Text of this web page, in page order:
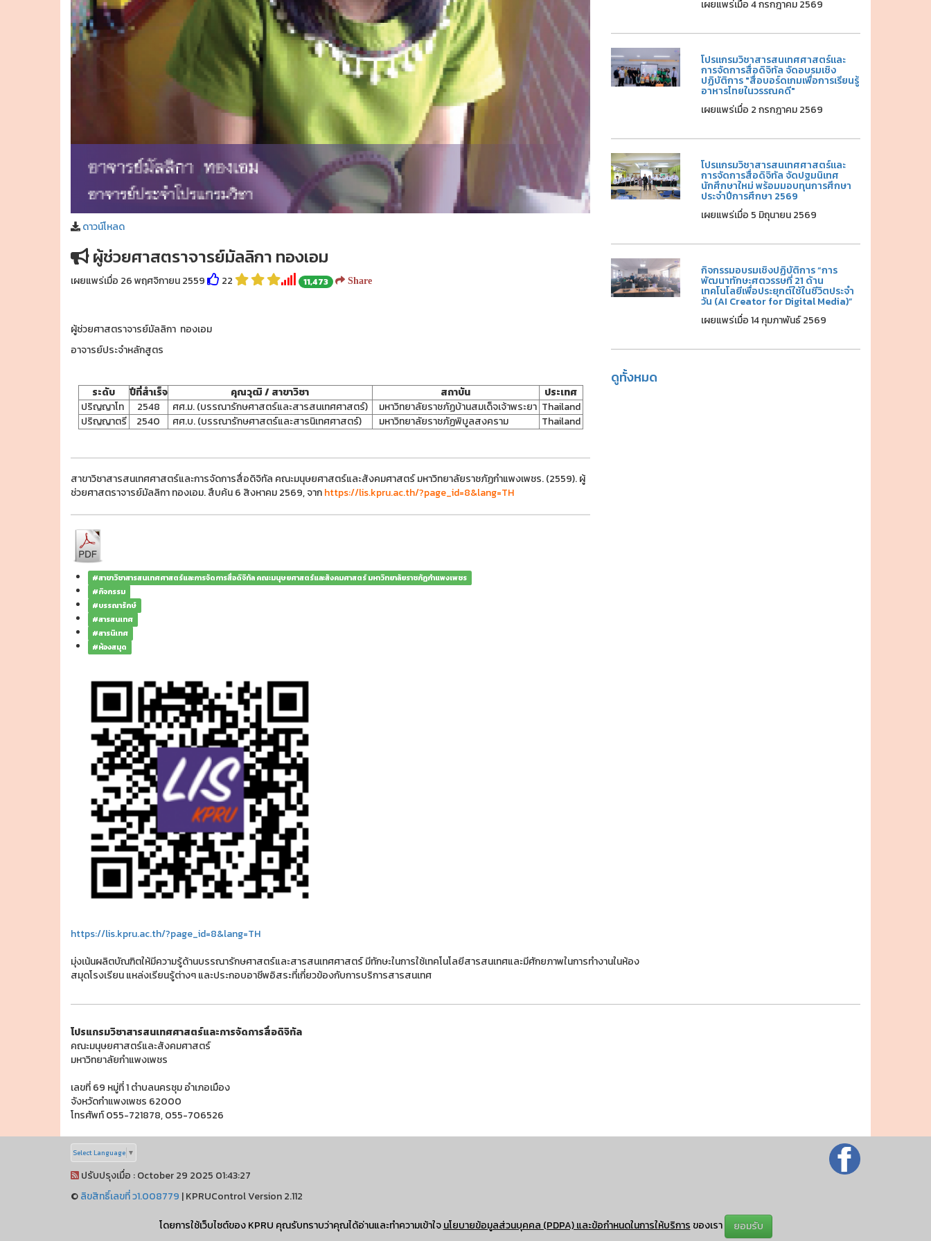
ดาวน์โหลด
ผู้ช่วยศาสตราจารย์มัลลิกา ทองเอม
เผยแพร่เมื่อ 26 พฤศจิกายน 2559 22 11,473 Share
ผู้ช่วยศาสตราจารย์มัลลิกา ทองเอม
อาจารย์ประจำหลักสูตร
ระดับ ปีที่สำเร็จ คุณวุฒิ / สาขาวิชา สถาบัน
ประเทศ
ปริญญาโท
2548 ศศ.ม. (บรรณารักษศาสตร์และสารสนเทศศาสตร์) มหาวิทยาลัยราชภัฏบ้านสมเด็จเจ้าพระยา Thailand
ปริญญาตรี
2540 ศศ.บ. (บรรณารักษศาสตร์และสารนิเทศศาสตร์) มหาวิทยาลัยราชภัฏพิบูลสงคราม Thailand
สาขาวิชาสารสนเทศศาสตร์และการจัดการสื่อดิจิทัล คณะมนุษยศาสตร์และสังคมศาสตร์ มหาวิทยาลัยราชภัฏกำแพงเพชร. (2559). ผู้
ช่วยศาสตราจารย์มัลลิกา ทองเอม. สืบค้น 6 สิงหาคม 2569, จากhttps://lis.kpru.ac.th/?page_id=8&lang=TH
#สาขาวิชาสารสนเทศศาสตร์และการจัดการสื่อดิจิทัล คณะมนุษยศาสตร์และสังคมศาสตร์ มหาวิทยาลัยราชภัฏกำแพงเพชร
#กิจกรรม
#บรรณารักษ์
#สารสนเทศ
#สารนิเทศ
#ห้องสมุด
https://lis.kpru.ac.th/?page_id=8&lang=TH
เผยแพร่เมื่อ 4 กรกฎาคม 2569
โปรแกรมวิชาสารสนเทศศาสตร์และ
การจัดการสื่อดิจิทัล จัดอบรมเชิง
ปฏิบัติการ "สื่อบอร์ดเกมเพื่อการเรียนรู้
อาหารไทยในวรรณคดี"
เผยแพร่เมื่อ 2 กรกฎาคม 2569
โปรแกรมวิชาสารสนเทศศาสตร์และ
การจัดการสื่อดิจิทัล จัดปฐมนิเทศ
นักศึกษาใหม่ พร้อมมอบทุนการศึกษา
ประจำปีการศึกษา 2569
เผยแพร่เมื่อ 5 มิถุนายน 2569
กิจกรรมอบรมเชิงปฏิบัติการ “การ
พัฒนาทักษะศตวรรษที่ 21 ด้าน
เทคโนโลยีเพื่อประยุกต์ใช้ในชีวิตประจำ
วัน (AI Creator for Digital Media)”
เผยแพร่เมื่อ 14 กุมภาพันธ์ 2569
ดูทั้งหมด
โดยการใช้เว็บไซต์ของ KPRU คุณรับทราบว่าคุณได้อ่านและทำความเข้าใจนโยบายข้อมูลส่วนบุคคล (PDPA) และข้อกำหนดในการให้บริการของเรา ยอมรับ
มุ่งเน้นผลิตบัณฑิตให้มีความรู้ด้านบรรณารักษศาสตร์และสารสนเทศศาสตร์ มีทักษะในการใช้เทคโนโลยีสารสนเทศและมีศักยภาพในการทํางานในห้อง
สมุดโรงเรียน แหล่งเรียนรู้ต่างๆ และประกอบอาชีพอิสระที่เกี่ยวข้องกับการบริการสารสนเทศ
โปรแกรมวิชาสารสนเทศศาสตร์และการจัดการสื่อดิจิทัล
คณะมนุษยศาสตร์และสังคมศาสตร์
มหาวิทยาลัยกำแพงเพชร
เลขที่ 69 หมู่ที่ 1 ตำบลนครชุม อำเภอเมือง
จังหวัดกำแพงเพชร 62000
โทรศัพท์ 055-721878, 055-706526
Select Language ▼
ปรับปรุงเมื่อ : October 29 2025 01:43:27
©ลิขสิทธิ์เลขที่ ว1.008779 |KPRUControl Version 2.112